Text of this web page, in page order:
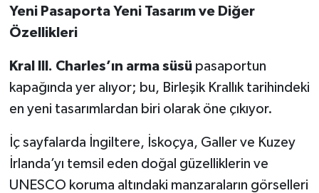
Yeni Pasaporta Yeni Tasarım ve Diğer
Özellikleri
Kral III. Charles’ın arma süsüpasaportun
kapağında yer alıyor; bu, Birleşik Krallık tarihindeki
en yeni tasarımlardan biri olarak öne çıkıyor.
İç sayfalarda İngiltere, İskoçya, Galler ve Kuzey
İrlanda’yı temsil eden doğal güzelliklerin ve
UNESCO koruma altındaki manzaraların görselleri